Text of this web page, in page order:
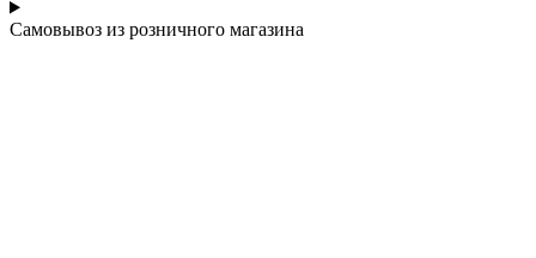
Самовывоз из розничного магазина